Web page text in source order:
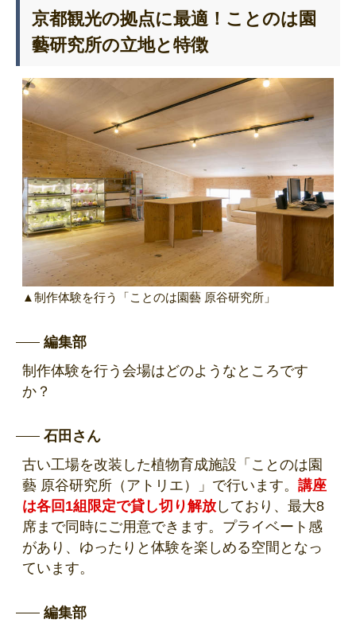
京都観光の拠点に最適！ことのは園
藝研究所の立地と特徴
▲制作体験を行う「ことのは園藝 原谷研究所」
編集部
制作体験を行う会場はどのようなところです
か？
石田さん
古い工場を改装した植物育成施設「ことのは園
藝 原谷研究所（アトリエ）」で行います。 講座
は各回1組限定で貸し切り解放 しており、最大8
席まで同時にご用意できます。プライベート感
があり、ゆったりと体験を楽しめる空間となっ
ています。
編集部